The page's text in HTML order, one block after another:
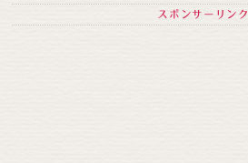
スポンサーリンク